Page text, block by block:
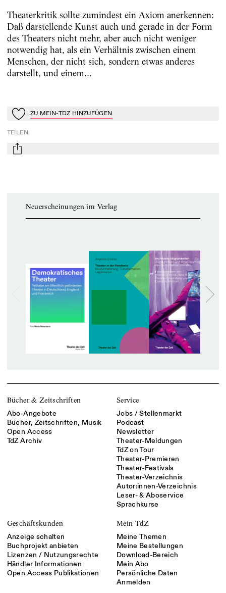
Theaterkritik sollte zumindest ein Axiom anerkennen:
Daß darstellende Kunst auch und gerade in der Form
des Theaters nicht mehr, aber auch nicht weniger
notwendig hat, als ein Verhältnis zwischen einem
Menschen, der nicht sich, sondern etwas anderes
darstellt, und einem...
Zu Mein-TdZ hinzufügen
ZU MEIN-TDZ HINZUFÜGEN
TEILEN:
mail
Neuerscheinungen im Verlag
Bücher & Zeitschriften
Abo-Angebote
Bücher, Zeitschriften, Musik
Open Access
TdZ Archiv
Service
Jobs / Stellenmarkt
Podcast
Newsletter
Theater-Meldungen
TdZ on Tour
Theater-Premieren
Theater-Festivals
Theater-Verzeichnis
Autor:innen-Verzeichnis
Leser- & Aboservice
Sprachkurse
Geschäftskunden
Anzeige schalten
Buchprojekt anbieten
Lizenzen / Nutzungsrechte
Händler Informationen
Open Access Publikationen
Mein TdZ
Meine Themen
Meine Bestellungen
Download-Bereich
Mein Abo
Persönliche Daten
Anmelden